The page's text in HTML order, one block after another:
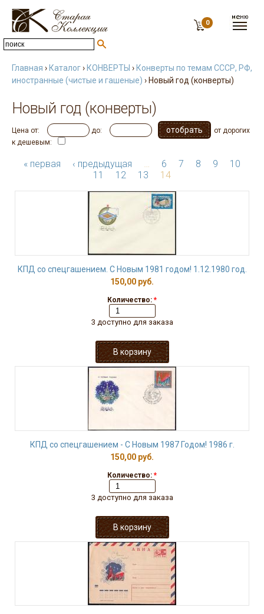
0
Главная › Каталог› КОНВЕРТЫ › Конверты по темам СССР, РФ,
иностранные (чистые и гашеные) › Новый год (конверты)
Новый год (конверты)
Цена от: до:
от дорогих
к дешевым:
« первая ‹ предыдущая … 6 7 8 9
10
11
12 13 14
КПД со спецгашением. С Новым 1981 годом! 1.12.1980 год.
150,00 руб.
Количество: *
3 доступно для заказа
КПД со спецгашением - С Новым 1987 Годом! 1986 г.
150,00 руб.
Количество: *
3 доступно для заказа